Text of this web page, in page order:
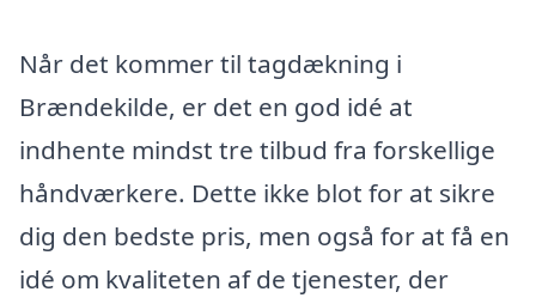
Når det kommer til tagdækning i
Brændekilde, er det en god idé at
indhente mindst tre tilbud fra forskellige
håndværkere. Dette ikke blot for at sikre
dig den bedste pris, men også for at få en
idé om kvaliteten af de tjenester, der